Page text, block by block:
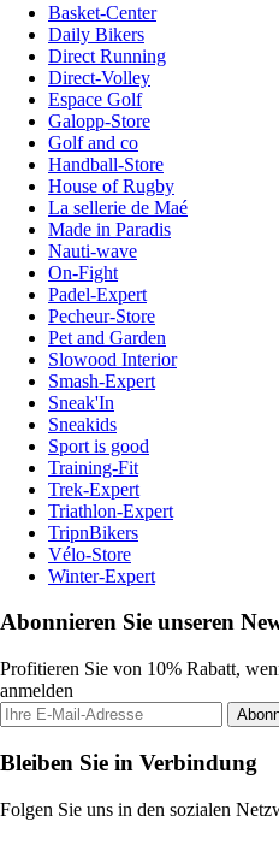
Basket-Center
Daily Bikers
Direct Running
Direct-Volley
Espace Golf
Galopp-Store
Golf and co
Handball-Store
House of Rugby
La sellerie de Maé
Made in Paradis
Nauti-wave
On-Fight
Padel-Expert
Pecheur-Store
Pet and Garden
Slowood Interior
Smash-Expert
Sneak'In
Sneakids
Sport is good
Training-Fit
Trek-Expert
Triathlon-Expert
TripnBikers
Vélo-Store
Winter-Expert
Abonnieren Sie unseren
Profitieren Sie von 10% Rabatt,
anmelden
Bleiben Sie in Verbindung
Folgen Sie uns in den sozialen